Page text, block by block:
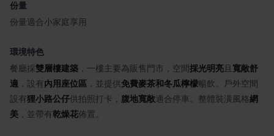
份量
份量適合小家庭享用
環境特色
餐廳採雙層樓建築 ，一樓主要為販售門市，空間採光明亮 且 寬敞舒
適 ，設有 內用座位區 ，並提供免費麥茶和冬瓜檸檬暢飲。戶外空間
設有狸小路公仔供拍照打卡， 腹地寬敞適合停車。整體裝潢風格網
美 ，並帶有乾燥花佈置。